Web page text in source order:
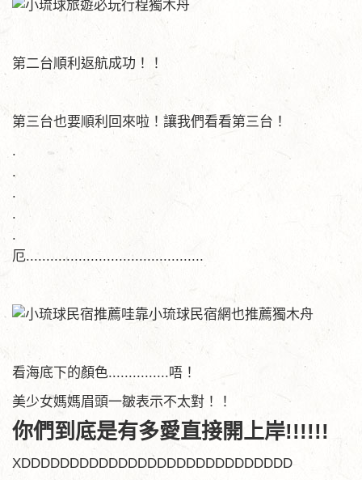
第二台順利返航成功！！
第三台也要順利回來啦！讓我們看看第三台！
.
.
.
.
.
厄............................................
看海底下的顏色...............唔！
美少女媽媽眉頭一皺表示不太對！！
你們到底是有多愛直接開上岸!!!!!!
XDDDDDDDDDDDDDDDDDDDDDDDDDDDD